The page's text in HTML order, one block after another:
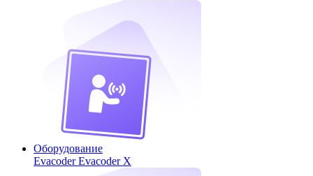
Оборудование
EvacoderEvacoder X